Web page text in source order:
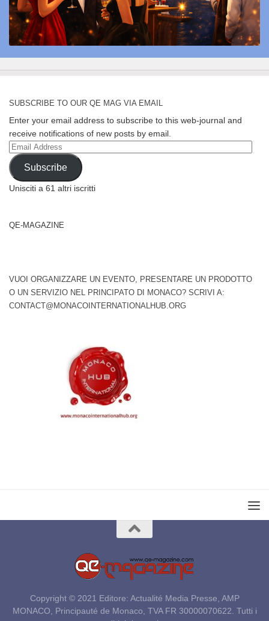
SUBSCRIBE TO OUR QE MAG VIA EMAIL
Enter your email address to subscribe to this web-journal and
receive notifications of new posts by email.
Email
Address
Subscribe
Unisciti a 61 altri iscritti
QE-MAGAZINE
VUOI ORGANIZZARE UN EVENTO, PRESENTARE UN PRODOTTO
O UN SERVIZIO NEL PRINCIPATO DI MONACO? SCRIVI A:
CONTACT@MONACOINTERNATIONALHUB.ORG
Copyright © 2021 Editore: Actualité Media Presse, AMP
MONACO, Principauté de Monaco, TVA FR 30000070622. Tutti i